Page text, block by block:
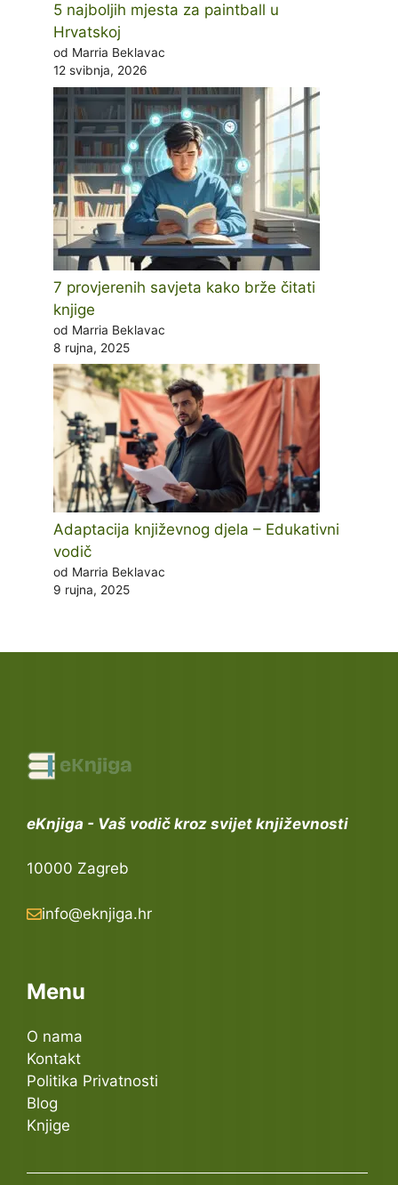
5 najboljih mjesta za paintball u
Hrvatskoj
od Marria Beklavac
12 svibnja, 2026
7 provjerenih savjeta kako brže čitati
knjige
od Marria Beklavac
8 rujna, 2025
Adaptacija književnog djela – Edukativni
vodič
od Marria Beklavac
9 rujna, 2025
eKnjiga - Vaš vodič kroz svijet književnosti
10000 Zagreb
info@eknjiga.hr
Menu
O nama
Kontakt
Politika Privatnosti
Blog
Knjige